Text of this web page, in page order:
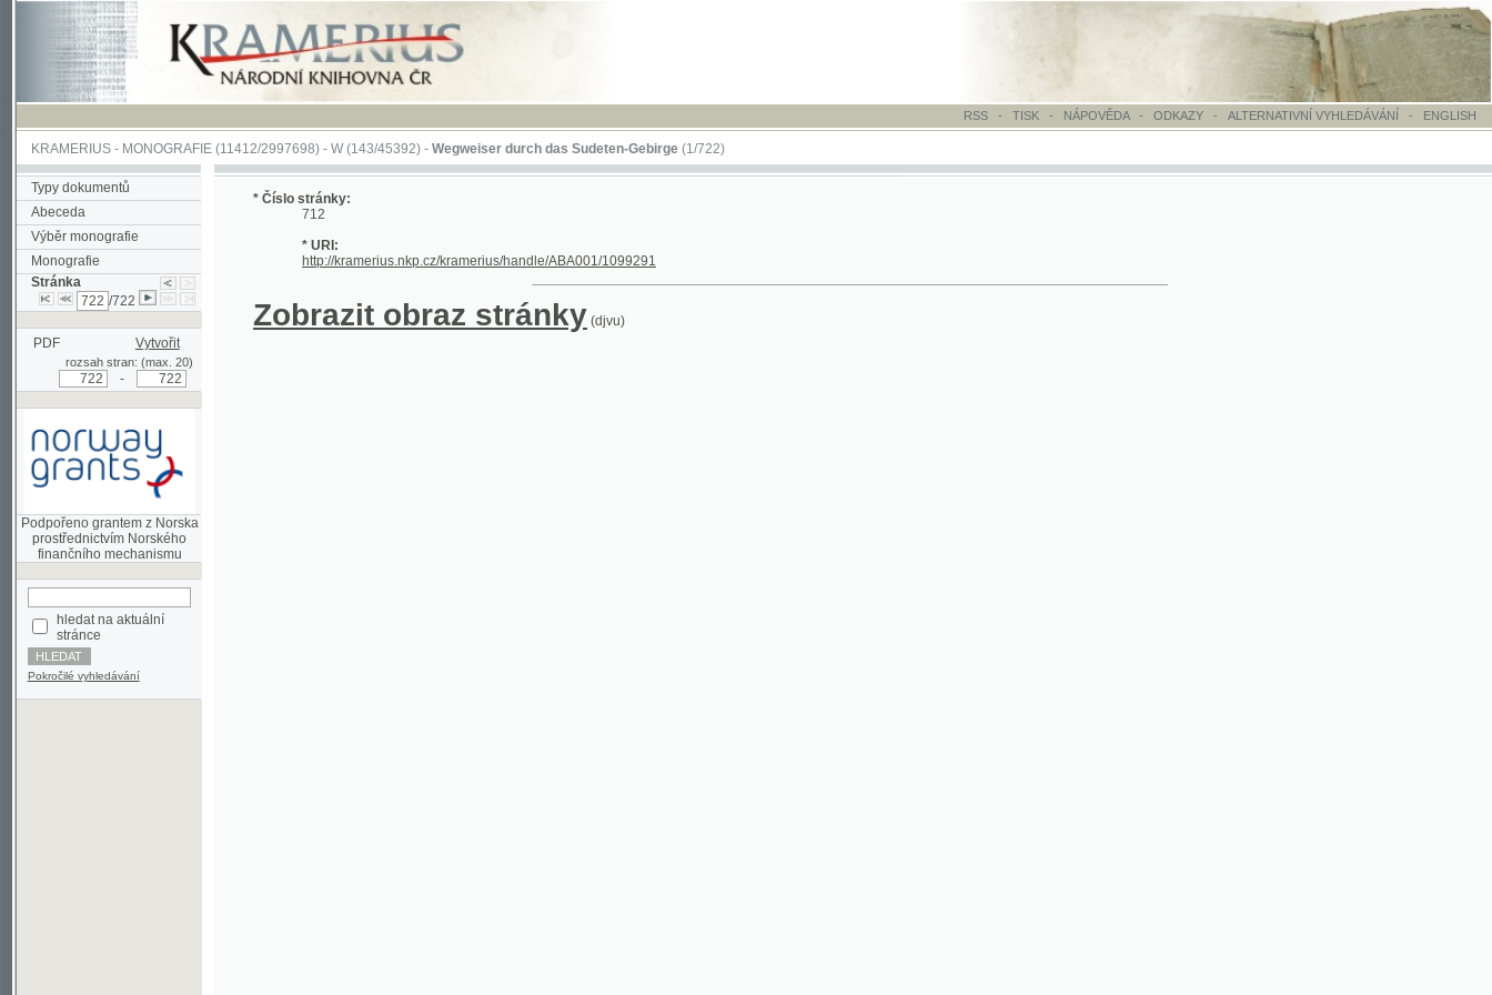
RSS - TISK-NÁPOVĚDA - ODKAZY - ALTERNATIVNÍ VYHLEDÁVÁNÍ- ENGLISH
KRAMERIUS-MONOGRAFIE(11412/2997698) -W (143/45392)-Wegweiser durch das Sudeten-Gebirge(1/722)
Typy dokumentů
Abeceda
Výběr monografie
Monografie
Stránka
/722
PDF Vytvořit
rozsah stran: (max. 20)
Podpořeno grantem z Norska
prostřednictvím Norského
hledat na aktuální
stránce
Pokročilé vyhledávání
* Číslo stránky:
712
* URI:
http://kramerius.nkp.cz/kramerius/handle/ABA001/1099291
Zobrazit obraz stránky